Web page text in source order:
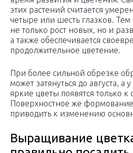
этих растений считается
четыре или шесть глазков.
не только рост новых, но и
а также обеспечивается
продолжительное цветение.
При более сильной обрезке
может затянуться до августа, а
яркие цветы появятся только к
Поверхностное же
приводить к изменению
Выращивание